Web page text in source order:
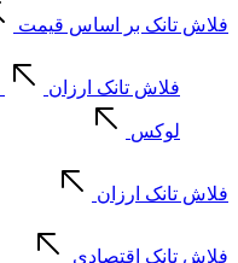
فلاش تانک بر اساس قیمت
فلاش تانک ارزان
لوکس
فلاش تانک ارزان
فلاش تانک اقتصادی